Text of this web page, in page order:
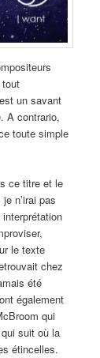
un savant
A contrario,
toute simple
ce titre et le
n’irai pas
le texte
chez
été
également
qui
suit où la
étincelles.